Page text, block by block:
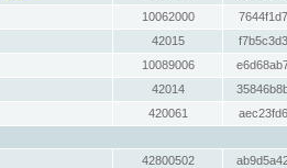
10062000
42015
10089006
42014
420061
42800502